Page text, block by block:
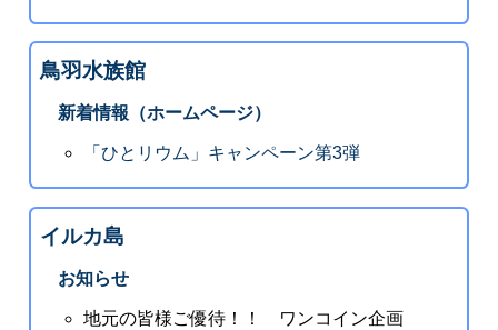
鳥羽水族館
新着情報（ホームページ）
「ひとリウム」キャンペーン第3弾
イルカ島
お知らせ
地元の皆様ご優待！！ ワンコイン企画